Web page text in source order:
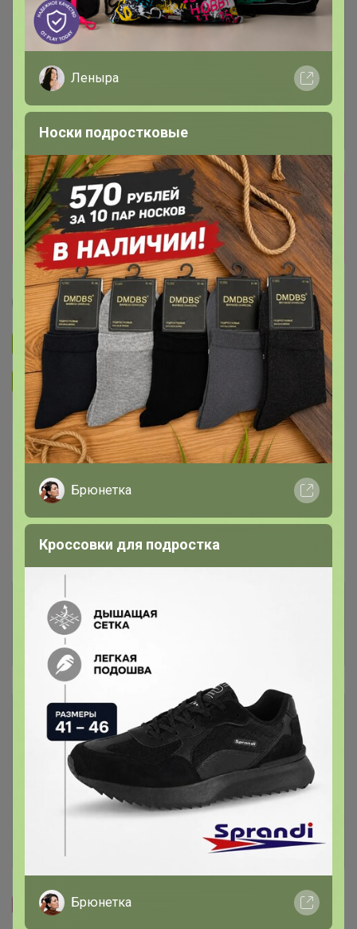
Сбор заказов в данной закупке
завершен
Перейти к текущей закупке
Селена
Подписаться на закупку
Подписаться на организатора 7.4K
В архиве
—
Ожидание ~ 14 дней
Пристрой
Комментарии к лотам
Отзывы участников
Описание
Условия участия
Ключевые даты
История проведённых выкупов
Cтраничка организатора
Леныра
Носки подростковые
Брюнетка
Кроссовки для подростка
Брюнетка